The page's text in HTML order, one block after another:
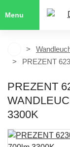
Menu
PREZENT
PREZENT
3300K